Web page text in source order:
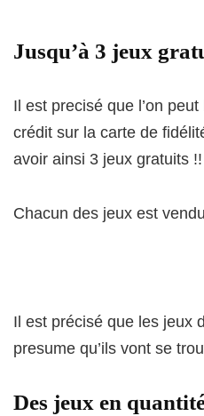
Jusqu’à 3 jeux
Il est precisé que l’on
crédit sur la carte de
avoir ainsi 3 jeux gratuits !!
Chacun des jeux est
Il est précisé que les jeux
presume qu’ils vont se
Des jeux en